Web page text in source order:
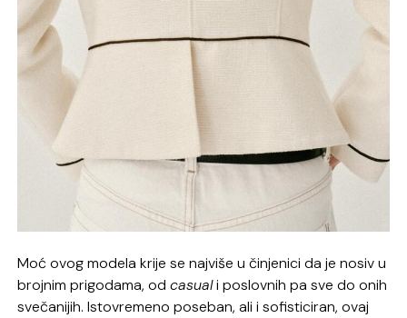
Moć ovog modela krije se najviše u činjenici da je nosiv u
brojnim prigodama, odcasuali poslovnih pa sve do onih
svečanijih. Istovremeno poseban, ali i sofisticiran, ovaj